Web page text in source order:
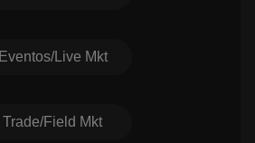
Eventos/Live Mkt
Trade/Field Mkt